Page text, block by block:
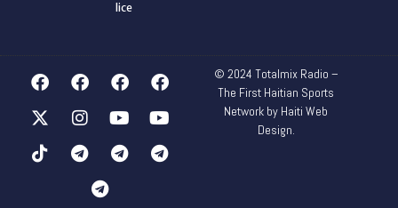
lice
© 2024 Totalmix Radio –
The First Haitian Sports
Network by Haiti Web
Design.